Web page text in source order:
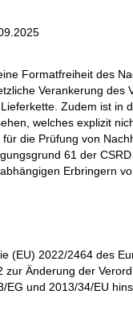
Formatfreiheit des
Verankerung des
Zudem ist in
welches explizit
die Prüfung von
61 der
Erbringern
(EU) 2022/2464 des
Änderung der
EG und 2013/34/EU